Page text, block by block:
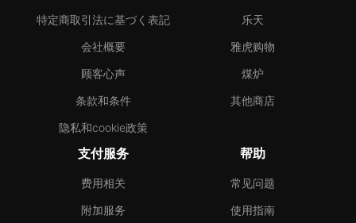
特定商取引法に基づく表記
会社概要
顾客心声
条款和条件
隐私和cookie政策
乐天
雅虎购物
煤炉
其他商店
支付服务
费用相关
附加服务
帮助
常见问题
使用指南